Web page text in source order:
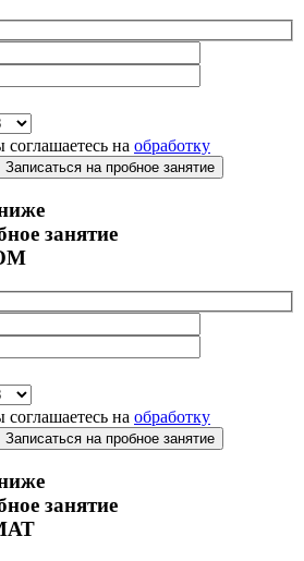
соглашаетесь на обработку
Записаться на пробное занятие
занятие
соглашаетесь на обработку
Записаться на пробное занятие
занятие